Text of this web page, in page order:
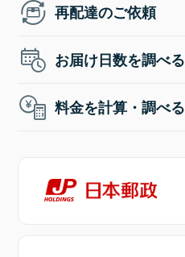
再配達のご依頼
お届け日数を調べる
料金を計算・調べる